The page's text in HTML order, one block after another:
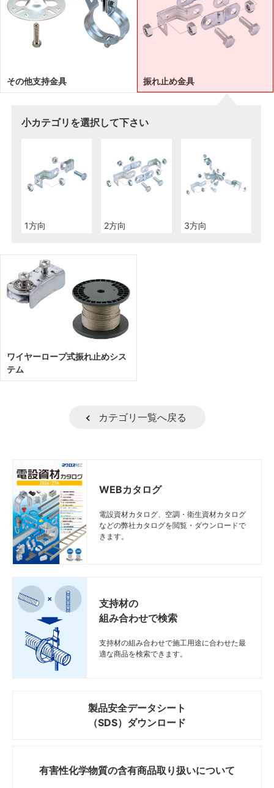
その他支持金具 振れ止め金具
小カテゴリを選択して下さい
1方向 2方向 3方向
ワイヤーロープ式振れ止めシス
テム
カテゴリ一覧へ戻る
WEBカタログ
電設資材カタログ、空調・衛生資材カタログ
などの弊社カタログを閲覧・ダウンロードで
きます。
支持材の
組み合わせで検索
支持材の組み合わせで施工用途に合わせた最
適な商品を検索できます。
製品安全データシート
（SDS）ダウンロード
有害性化学物質の含有商品取り扱いについて